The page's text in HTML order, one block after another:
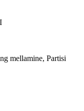
mellamine, Partisi